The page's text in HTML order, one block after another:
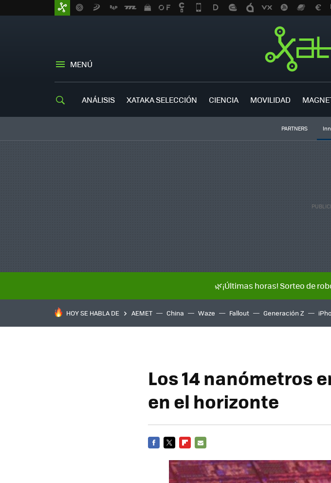
MENÚ
ANÁLISIS XATAKA SELECCIÓN CIENCIA MOVILIDAD
PARTNERS
🌿¡Últimas horas! Sorteo de
HOY SE HABLA DE AEMET China Waze Fallout Generación Z
Los 14 nanómetros
en el horizonte
MAIL